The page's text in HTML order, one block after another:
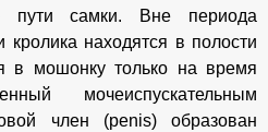
пути самки. Вне периода
находятся в полости
в мошонку только на время
мочеиспускательным
член (penis) образован